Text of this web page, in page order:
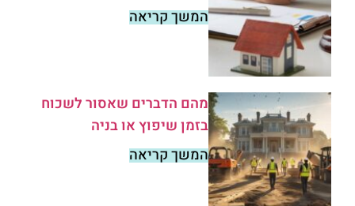
המשך קריאה
מהם הדברים שאסור לשכוח
בזמן שיפוץ או בניה
המשך קריאה